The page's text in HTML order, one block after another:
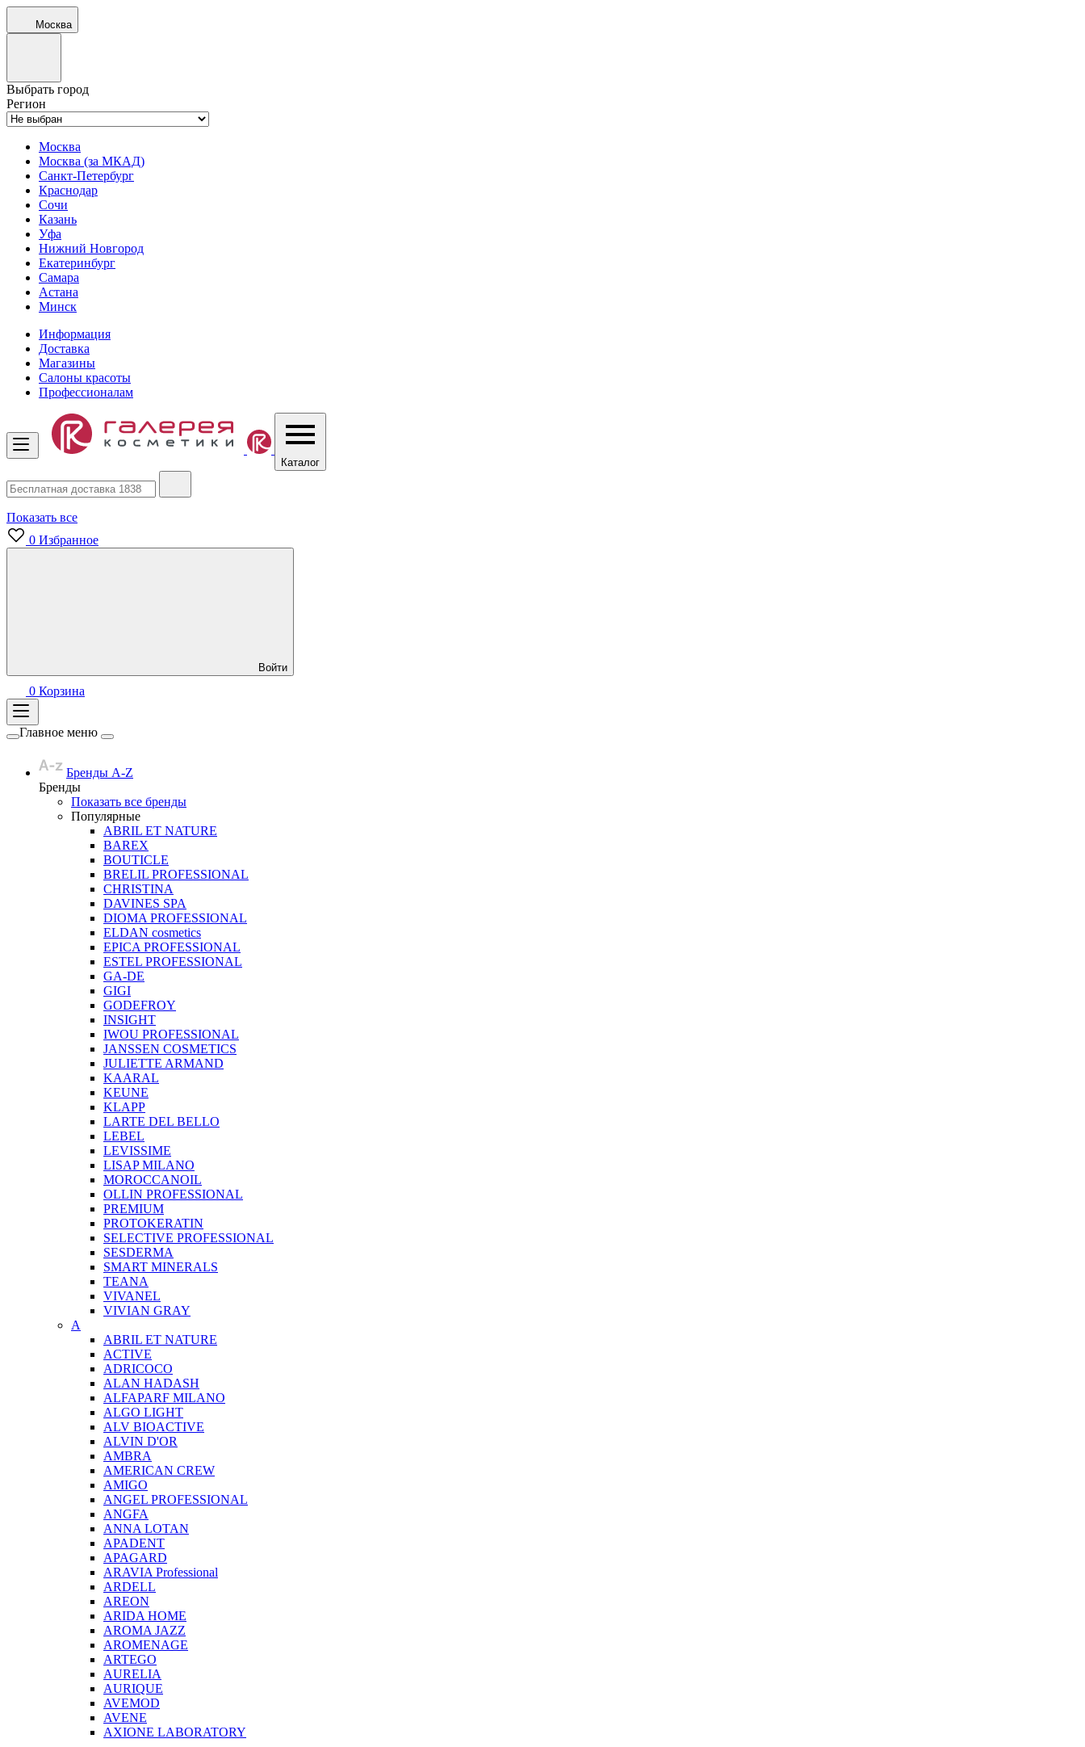
Москва
Выбрать город
Регион
Москва
Москва (за МКАД)
Санкт-Петербург
Краснодар
Сочи
Казань
Уфа
Нижний Новгород
Екатеринбург
Самара
Астана
Минск
Информация
Доставка
Магазины
Салоны красоты
Профессионалам
Каталог
Показать все
0 Избранное
Войти
0 Корзина
Главное меню
Бренды A-Z
Бренды
Показать все бренды
Популярные
ABRIL ET NATURE
BAREX
BOUTICLE
BRELIL PROFESSIONAL
CHRISTINA
DAVINES SPA
DIOMA PROFESSIONAL
ELDAN cosmetics
EPICA PROFESSIONAL
ESTEL PROFESSIONAL
GA-DE
GIGI
GODEFROY
INSIGHT
IWOU PROFESSIONAL
JANSSEN COSMETICS
JULIETTE ARMAND
KAARAL
KEUNE
KLAPP
LARTE DEL BELLO
LEBEL
LEVISSIME
LISAP MILANO
MOROCCANOIL
OLLIN PROFESSIONAL
PREMIUM
PROTOKERATIN
SELECTIVE PROFESSIONAL
SESDERMA
SMART MINERALS
TEANA
VIVANEL
VIVIAN GRAY
A
ABRIL ET NATURE
ACTIVE
ADRICOCO
ALAN HADASH
ALFAPARF MILANO
ALGO LIGHT
ALV BIOACTIVE
ALVIN D'OR
AMBRA
AMERICAN CREW
AMIGO
ANGEL PROFESSIONAL
ANGFA
ANNA LOTAN
APADENT
APAGARD
ARAVIA Professional
ARDELL
AREON
ARIDA HOME
AROMA JAZZ
AROMENAGE
ARTEGO
AURELIA
AURIQUE
AVEMOD
AVENE
AXIONE LABORATORY